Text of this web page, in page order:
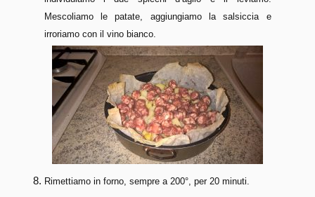
Mescoliamo le patate, aggiungiamo la salsiccia e
irroriamo con il vino bianco.
Rimettiamo in forno, sempre a 200°, per 20 minuti.